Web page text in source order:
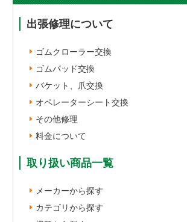
出張修理について
ゴムクローラー交換
ゴムパッド交換
バケット、爪交換
オペレーターシート交換
その他修理
料金について
取り扱い商品一覧
メーカーから探す
カテゴリから探す